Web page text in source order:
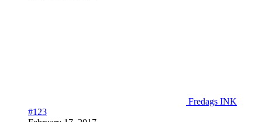
Fredags INK
#123